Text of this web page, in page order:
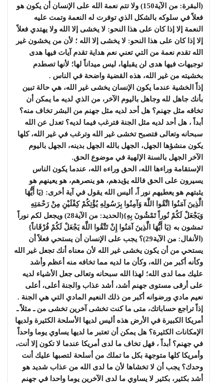
(البقرة: من الآية150) ولا تتم نعمة الله على الإنسان أن يكون هو
فعلاً في سلوكه بالشكل الذي توفرت له النعمة وتمت عليه
النعمة إلا إذا كان على هذا النحو: لا يخشى إلا الله ولا يهتدي فعلاً
إلا إذا كان على هذا النحو: لا يخشى إلا الله ؛ لأن من يخشون غير
الله تقدم نعمة من التي تعني نعم هداية تقدم آيات فيها هدى
توجيهات فيها هدى لن يقبلها، ليس ميداناً لها؛ لأنها تصطدم
بخشيته من غير الله، هذه القضية واضحة في الناس .
إذاً الخشية عندما يكون الإنسان يخشى غير الله، هي حالة تبين
بأنك جاهل لله وجاهل باليوم الآخر، من الذي لديه ما يمكن أن
تخافه مثل جهنم؟ هل أحد لديه مثل جهنم من البشر تخاف منه؟
أبداً ، هل أحد لديه مثل الجنة فترغب فيما لديه؟ تعدل عن الله
سبحانه وتعالى فتصبح تخشى غير الله وترغب في غير الله، كلها
يكون منشؤها الجهل، الجهل بالله الجهل بدينه، الجهل باليوم
الآخر الجهل بالسنة الإلهية في موضوع الحق.
الإستقامة وراءها الله، الحق وراءه الله، عندما يكون الناس
يسيرون على الحق فالله يؤيدهم، هو ينصرهم، هو يعينهم هو
يثبتهم هو يعطيهم نور اً، أليس الله يقول في آية أخرى: {يَا أَيُّهَا
الَّذِينَ آمَنُوا اتَّقُوا اللَّهَ وَآمِنُوا بِرَسُولِهِ يُؤْتِكُمْ كِفْلَيْنِ مِنْ رَحْمَتِهِ
وَيَجْعَلْ لَكُمْ نُوراً تَمْشُونَ بِهِ}(الحديد: من الآية28) ويجعل لكم نوراً
تمشون به {يَا أَيُّهَا الَّذِينَ آمَنُوا إِنْ تَتَّقُوا اللَّهَ يَجْعَلْ لَكُمْ فُرْقَاناً}
(الأنفال: من الآية29)؟ يجب على الإنسان أن يستحي فعلاً أن
يستحي من أن يكون يخشى غير الله لأن معناه أنك تجعل غير الله
وكأنه أكبر من الله، وكأن ما لديه مما تخافه منه أعظم وأشد
عليك مما لدى الله؛ لهذا الله سبحانه وتعالى جعل الأشياء لديه
على أرقى مستوى جهنم أشد، أشد عذاب والجنة أعلى، أعلى
نعيم مادي ورضوانه أكبر من ذلك النعيم المادي التي هي الجنة .
إذاً تراجع حساباتك، متى ما كنت تخشى آخرين تخشى من ـ مثلاً ـ
أمريكا الكبيرة في الأرض هذه أليس لديها الأسلحة الكثيرة ولديها
الإمكانات الكثيرة؟ هل يمكن أن تعتبر ما لديها يساوي يوما واحداً
في جهنم؟ أبداً ، فهل تخاف ما لدى أمريكا عندما لا تكون إلا أنت،
وأمريكا كلها متوجهة بكل ما تملك من أسلحة لتصبها عليك أنت
وحدك؟ يجب أن لا تخشاها لأن ما لدى الله من عذاب شديد هو
أشد بكثير، بكثير لا يساوي ما لدى الآخرين يوما واحدا في جهنم